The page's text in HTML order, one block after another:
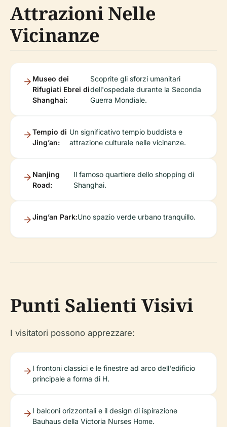
Attrazioni Nelle
Vicinanze
Museo dei
Rifugiati Ebrei di
Shanghai:
Scoprite gli sforzi umanitari
dell'ospedale durante la Seconda
Guerra Mondiale.
Tempio di
Jing’an:
Un significativo tempio buddista e
attrazione culturale nelle vicinanze.
Nanjing
Road:
Il famoso quartiere dello shopping di
Shanghai.
Jing’an Park:Uno spazio verde urbano tranquillo.
Punti Salienti Visivi
I visitatori possono apprezzare:
I frontoni classici e le finestre ad arco dell'edificio
principale a forma di H.
I balconi orizzontali e il design di ispirazione
Bauhaus della Victoria Nurses Home.